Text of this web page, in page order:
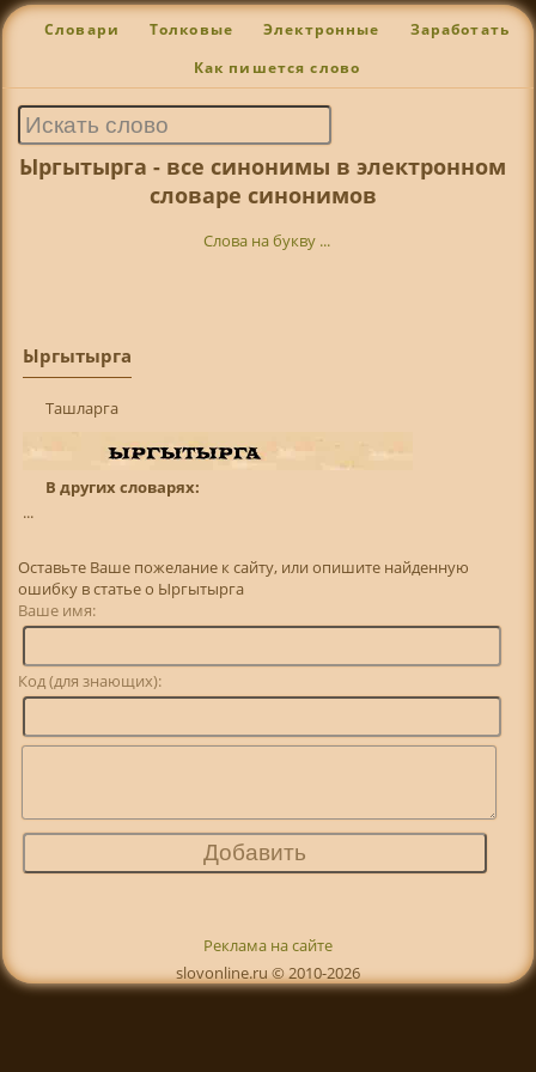
Словари Толковые Электронные Заработать
Как пишется слово
Ыргытырга - все синонимы в электронном
словаре синонимов
Слова на букву ...
Ыргытырга
Ташларга
В других словарях:
...
Оставьте Ваше пожелание к сайту, или опишите найденную
ошибку в статье о Ыргытырга
Ваше имя:
Код (для знающих):
Реклама на сайте
slovonline.ru © 2010-2026